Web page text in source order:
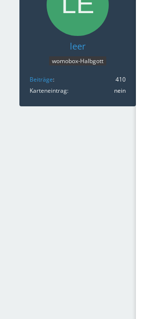
leer
womobox-Halbgott
Beiträge
410
Karteneintrag
nein